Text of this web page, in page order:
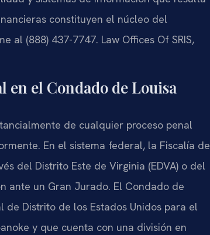
constituyen el núcleo del
al (888) 437-7747. Law Offices Of SRIS,
el Condado de Louisa
de cualquier proceso penal
En el sistema federal, la Fiscalía de
del Distrito Este de Virginia (EDVA) o del
ante un Gran Jurado. El Condado de
Distrito de los Estados Unidos para el
y que cuenta con una división en